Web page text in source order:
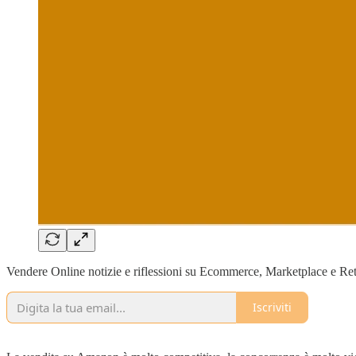
Vendere Online notizie e riflessioni su Ecommerce, Marketplace e
Iscriviti